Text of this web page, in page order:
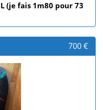
(je fais 1m80 pour 73
700 €